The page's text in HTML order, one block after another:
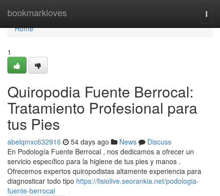
bookmarkloves
Home
Home
1
Quiropodia Fuente Berrocal:
Tratamiento Profesional para
tus Pies
abelqmxc632916 54 days ago News
Discuss
En Podología Fuente Berrocal , nos dedicamos a ofrecer un
servicio específico para la higiene de tus pies y manos .
Ofrecemos expertos quiropodistas altamente experiencia para
diagnosticar todo tipo https://fisiolive.seorankia.net/podologia-
fuente-berrocal